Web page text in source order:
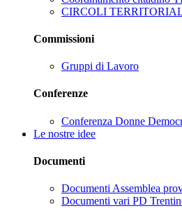
CIRCOLI
Commissioni
Gruppi di Lavoro
Conferenze
Conferenza Donne
Le nostre idee
Documenti
Documenti Assemblea
Documenti vari PD